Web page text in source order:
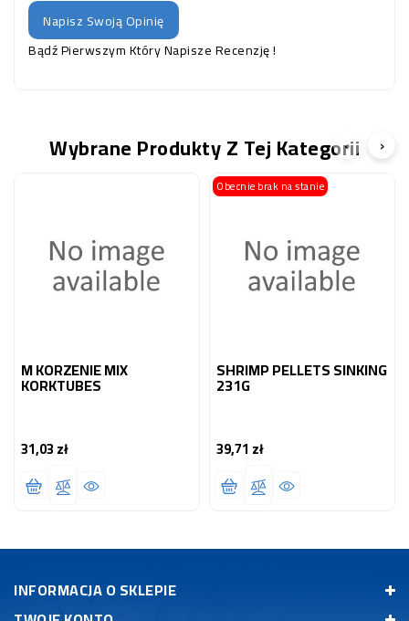
Napisz Swoją Opinię
Bądź Pierwszym Który Napisze Recenzję !
Wybrane Produkty Z Tej Kategorii
M KORZENIE MIX
KORKTUBES
31,03 złCena
Obecnie brak na stanie
SHRIMP PELLETS SINKING
231G
39,71 złCena
‹ ›
INFORMACJA O SKLEPIE